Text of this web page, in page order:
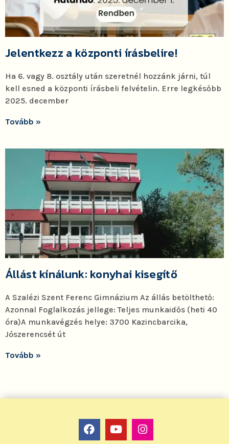
Jelentkezz a központi írásbelire!
Ha 6. vagy 8. osztály után szeretnél hozzánk járni, túl
kell esned a központi írásbeli felvételin. Erre legkésőbb
2025. december
Tovább »
Állást kínálunk: konyhai kisegítő
A Szalézi Szent Ferenc Gimnázium Az állás betölthető:
Azonnal Foglalkozás jellege: Teljes munkaidős (heti 40
óra)A munkavégzés helye: 3700 Kazincbarcika,
Jószerencsét út
Tovább »